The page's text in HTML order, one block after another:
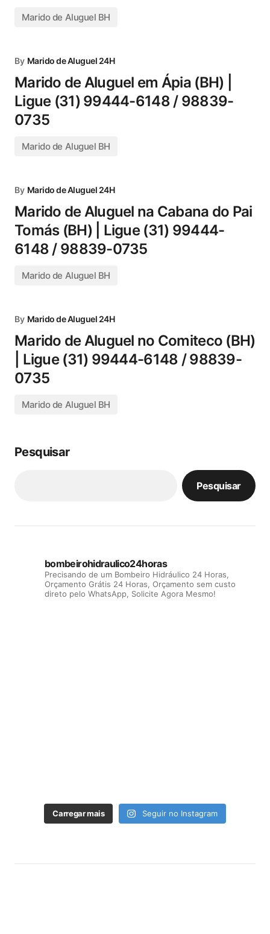
Marido de Aluguel BH
By Marido de Aluguel 24H
Marido de Aluguel em Ápia (BH) |
Ligue (31) 99444-6148 / 98839-
0735
Marido de Aluguel BH
By Marido de Aluguel 24H
Marido de Aluguel na Cabana do Pai
Tomás (BH) | Ligue (31) 99444-
6148 / 98839-0735
Marido de Aluguel BH
By Marido de Aluguel 24H
Marido de Aluguel no Comiteco (BH)
| Ligue (31) 99444-6148 / 98839-
0735
Marido de Aluguel BH
Pesquisar
Pesquisar
bombeirohidraulico24horas
Precisando de um Bombeiro Hidráulico 24 Horas,
Orçamento Grátis 24 Horas, Orçamento sem custo
direto pelo WhatsApp, Solicite Agora Mesmo!
Carregar mais Seguir no Instagram